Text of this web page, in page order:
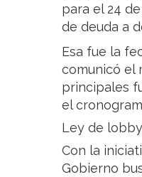
para el 24
de deuda a
Esa fue la
comunicó el
principales
el
Ley de lobby
Con la
Gobierno